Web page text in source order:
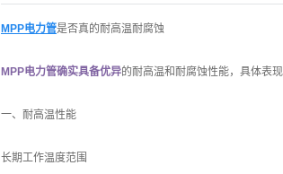
MPP电力管是否真的耐高温耐腐蚀
MPP电力管确实具备优异的耐高温和耐腐蚀性能，具体表现
一、耐高温性能
长期工作温度范围